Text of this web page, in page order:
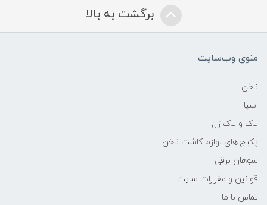
برگشت به بالا
منوی وب‌سایت
ناخن
اسپا
لاک و لاک ژل
پکیج های لوازم کاشت ناخن
سوهان برقی
قوانین و مقررات سایت
تماس با ما